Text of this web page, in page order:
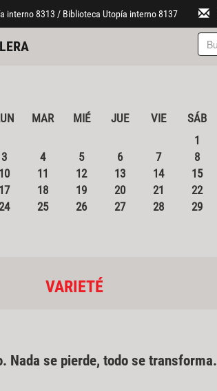
interno 8313 / Biblioteca Utopía interno 8137
MAR MIÉ JUE VIE
SÁB
1
3 4 5 6 7
8
10 11 12 13 14
15
17 18 19 20 21
22
24 25 26 27 28
29
VARIETÉ
Nada se pierde, todo se transforma.